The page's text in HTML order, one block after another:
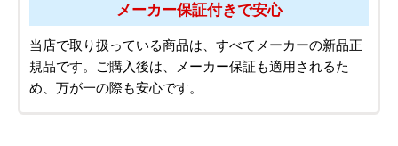
メーカー保証付きで安心
当店で取り扱っている商品は、すべてメーカーの新品正
規品です。ご購入後は、メーカー保証も適用されるた
め、万が一の際も安心です。